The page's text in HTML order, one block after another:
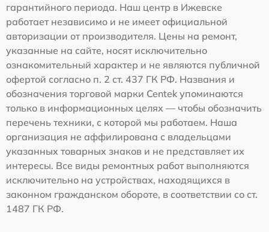
гарантийного периода. Наш центр в Ижевске
работает независимо и не имеет официальной
авторизации от производителя. Цены на ремонт,
указанные на сайте, носят исключительно
ознакомительный характер и не являются публичной
офертой согласно п. 2 ст. 437 ГК РФ. Названия и
обозначения торговой марки Centek упоминаются
только в информационных целях — чтобы обозначить
перечень техники, с которой мы работаем. Наша
организация не аффилирована с владельцами
указанных товарных знаков и не представляет их
интересы. Все виды ремонтных работ выполняются
исключительно на устройствах, находящихся в
законном гражданском обороте, в соответствии со ст.
1487 ГК РФ.